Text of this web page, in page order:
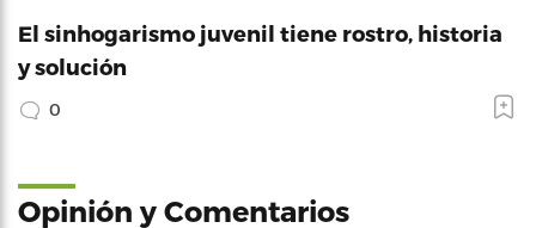
El sinhogarismo juvenil tiene rostro, historia
y solución
0
Opinión y Comentarios